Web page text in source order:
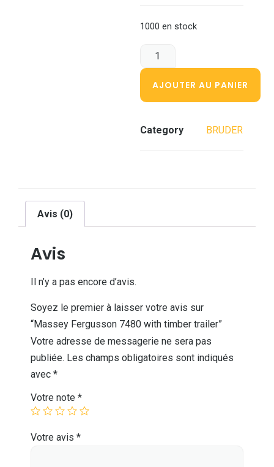
1000 en stock
AJOUTER AU PANIER
Category BRUDER
Avis (0)
Avis
Il n’y a pas encore d’avis.
Soyez le premier à laisser votre avis sur
“Massey Fergusson 7480 with timber trailer”
Votre adresse de messagerie ne sera pas
publiée. Les champs obligatoires sont indiqués
avec *
Votre note *
Votre avis *